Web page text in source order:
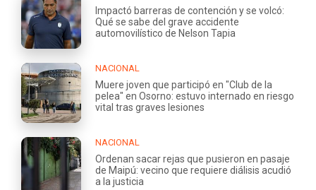
Impactó barreras de contención y se volcó:
Qué se sabe del grave accidente
automovilístico de Nelson Tapia
NACIONAL
Muere joven que participó en "Club de la
pelea" en Osorno: estuvo internado en riesgo
vital tras graves lesiones
NACIONAL
Ordenan sacar rejas que pusieron en pasaje
de Maipú: vecino que requiere diálisis acudió
a la justicia